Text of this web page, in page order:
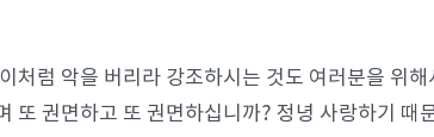
처럼 악을 버리라 강조하시는 것도 여러분을 위
또 권면하고 또 권면하십니까? 정녕 사랑하기